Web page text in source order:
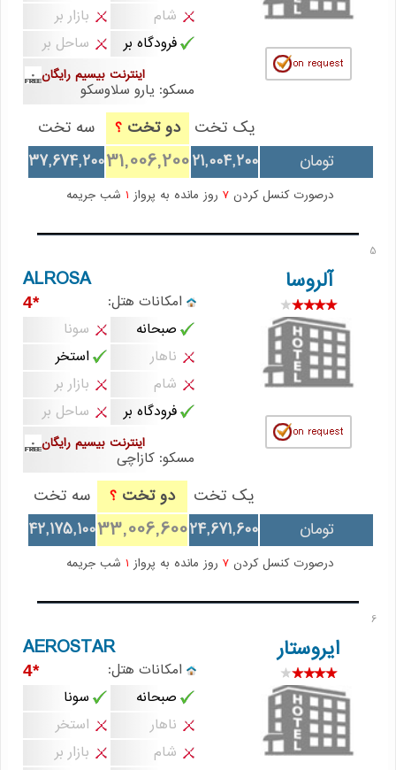
شام
بازار بر
فرودگاه بر
ساحل بر
اینترنت بیسیم رایگان
مسکو: یارو سلاوسکو
یک تخت دو تخت ؟
سه تخت
تومان
21,004,200
31,006,200
37,674,200
درصورت کنسل کردن 7 روز مانده به پرواز شب جریمه
5
آلروسا ALROSA
امکانات هتل: *4
صبحانه
سونا
ناهار
استخر
شام
بازار بر
فرودگاه بر
ساحل بر
اینترنت بیسیم رایگان
مسکو: کازاچی
یک تخت دو تخت ؟
سه تخت
تومان
24,671,600
33,006,600
42,175,100
درصورت کنسل کردن 7 روز مانده به پرواز شب جریمه
6
ایروستار AEROSTAR
امکانات هتل: *4
صبحانه
سونا
ناهار
استخر
شام
بازار بر